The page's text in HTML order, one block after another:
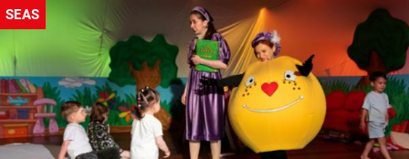
SEAS